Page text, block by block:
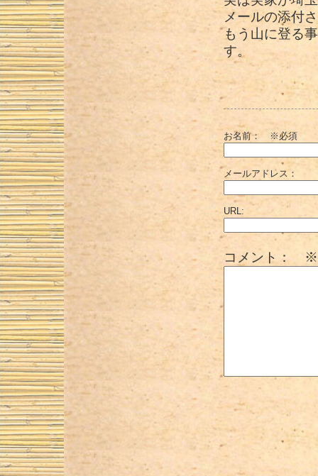
メールの添付
もう山に登る
す。
お名前： ※必須
メールアドレス：
URL:
コメント： ※